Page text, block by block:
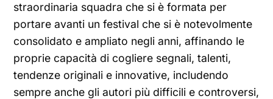
straordinaria squadra che si è formata per
portare avanti un festival che si è notevolmente
consolidato e ampliato negli anni, affinando le
proprie capacità di cogliere segnali, talenti,
tendenze originali e innovative, includendo
sempre anche gli autori più difficili e controversi,